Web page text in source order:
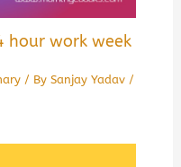
hour work week
/ By Sanjay Yadav /